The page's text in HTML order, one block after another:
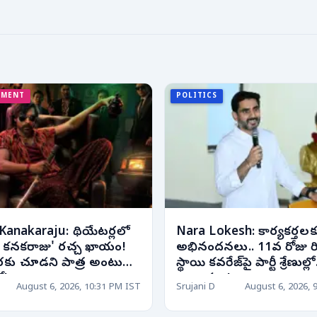
థియేటర్లలో
రచ్చ ఖాయం!
చూడని పాత్ర అంటున్న
August 6, 2026, 10:31 PM IST
POLITICS
Nara Lokesh:
అభినందనలు.. 11వ రోజు
స్థాయి కవరేజ్‌పై పార్టీ శ్రేణుల్లో
ఉత్సాహం!
Srujani D August 6, 2026,